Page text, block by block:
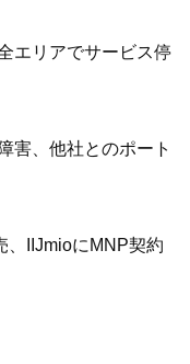
エリアでサービス停
害、他社とのポート
、IIJmioにMNP契約